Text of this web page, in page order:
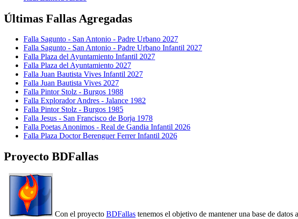
Últimas Fallas Agregadas
Falla Sagunto - San Antonio - Padre Urbano 2027
Falla Sagunto - San Antonio - Padre Urbano Infantil 2027
Falla Plaza del Ayuntamiento Infantil 2027
Falla Plaza del Ayuntamiento 2027
Falla Juan Bautista Vives Infantil 2027
Falla Juan Bautista Vives 2027
Falla Pintor Stolz - Burgos 1988
Falla Explorador Andres - Jalance 1982
Falla Pintor Stolz - Burgos 1985
Falla Jesus - San Francisco de Borja 1978
Falla Poetas Anonimos - Real de Gandia Infantil 2026
Falla Plaza Doctor Berenguer Ferrer Infantil 2026
Proyecto BDFallas
Con el proyecto BDFallas tenemos el objetivo de mantener una base de datos